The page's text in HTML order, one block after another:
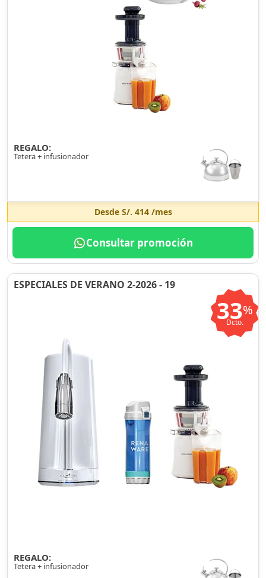
REGALO:
Tetera + infusionador
Desde S/. 414/mes
Consultar promoción
ESPECIALES DE VERANO 2-2026 - 19
33%
Dcto.
REGALO:
Tetera + infusionador